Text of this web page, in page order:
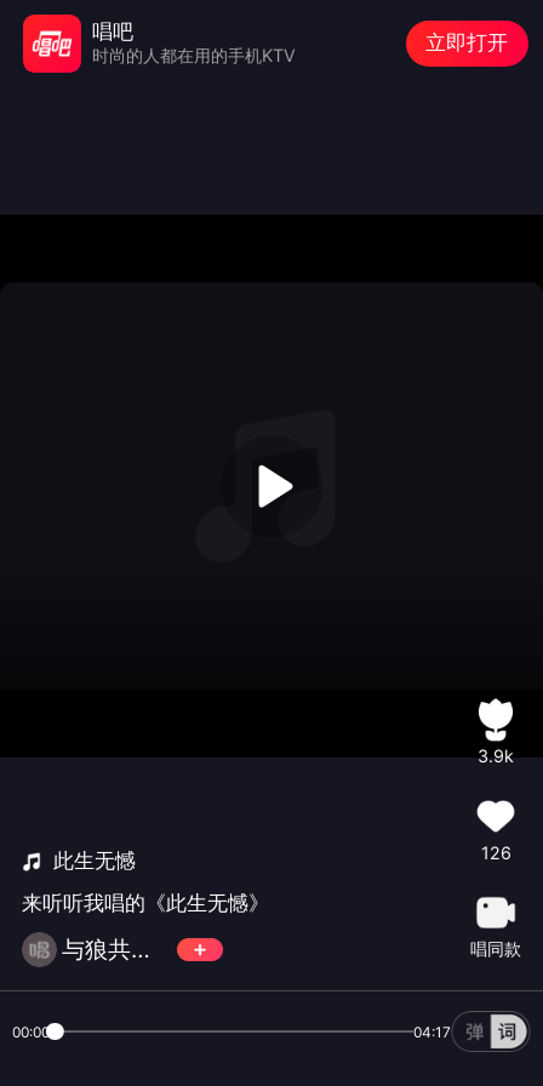
此生无憾
来听听我唱的《此生无憾》
与狼共舞❄
3.9k
126
唱同款
00:00 04:17
唱吧
时尚的人都在用的手机KTV
立即打开